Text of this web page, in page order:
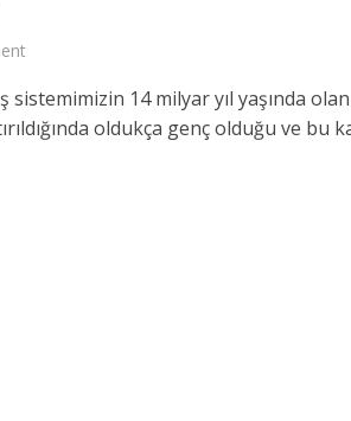
sistemimizin 14 milyar yıl yaşında olan
oldukça genç olduğu ve bu